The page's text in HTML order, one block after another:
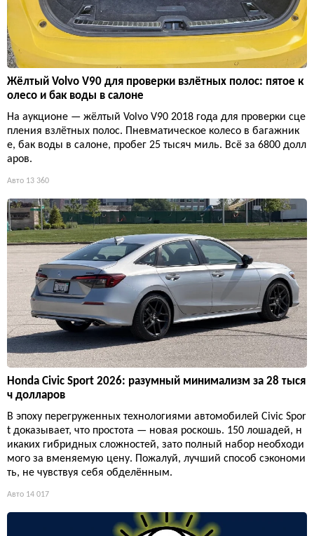
Жёлтый Volvo V90 для проверки взлётных полос: пятое к
олесо и бак воды в салоне
На аукционе — жёлтый Volvo V90 2018 года для проверки сце
пления взлётных полос. Пневматическое колесо в багажник
е, бак воды в салоне, пробег 25 тысяч миль. Всё за 6800 долл
аров.
Авто 13 360
Honda Civic Sport 2026: разумный минимализм за 28 тыся
ч долларов
В эпоху перегруженных технологиями автомобилей Civic Spor
t доказывает, что простота — новая роскошь. 150 лошадей, н
икаких гибридных сложностей, зато полный набор необходи
мого за вменяемую цену. Пожалуй, лучший способ сэкономи
ть, не чувствуя себя обделённым.
Авто 14 017